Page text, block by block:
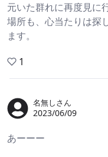
元いた群れに再度見に
場所も、心当たりは探
ます。
1
名無しさん
2023/06/09
あーーー